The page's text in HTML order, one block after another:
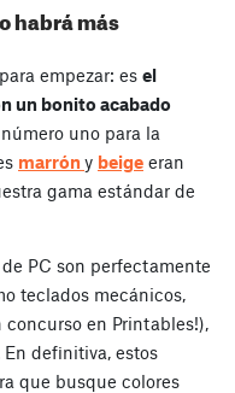
habrá más
empezar: es el
un bonito acabado
uno para la
marrón y beige eran
gama estándar de
PC son perfectamente
teclados mecánicos,
concurso en Printables!),
definitiva, estos
que busque colores